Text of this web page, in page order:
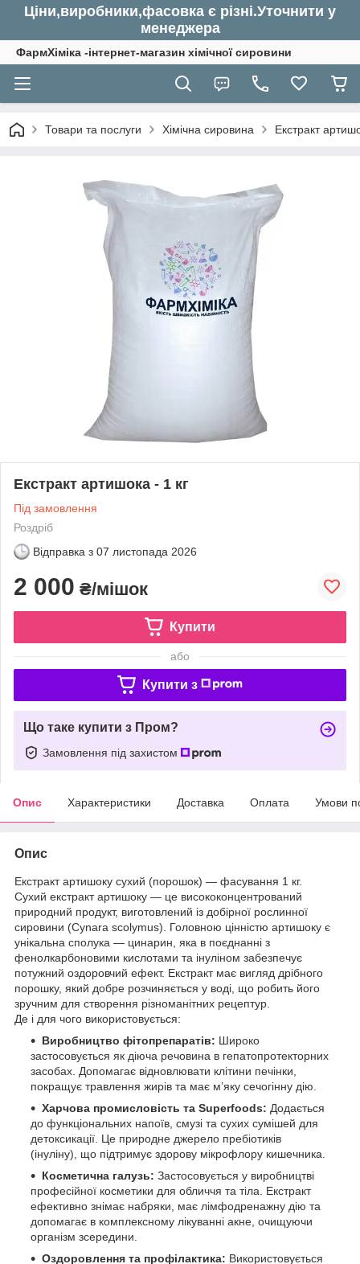
Ціни,виробники,фасовка є різні.Уточнити у
менеджера
ФармХіміка -інтернет-магазин хімічної сировини
Товари та послуги Хімічна сировина Екстракт
Екстракт артишока - 1 кг
Під замовлення
Роздріб
Відправка з 07 листопада 2026
2 000 ₴/мішок
Купити
або
Купити з
Що таке купити з Пром?
Замовлення під захистом
Опис Характеристики Доставка Оплата Умови
Опис
Екстракт артишоку сухий (порошок) — фасування 1 кг.
Сухий екстракт артишоку — це висококонцентрований
природний продукт, виготовлений із добірної рослинної
сировини (Cynara scolymus). Головною цінністю артишоку є
унікальна сполука — цинарин, яка в поєднанні з
фенолкарбоновими кислотами та інуліном забезпечує
потужний оздоровчий ефект. Екстракт має вигляд дрібного
порошку, який добре розчиняється у воді, що робить його
зручним для створення різноманітних рецептур.
Де і для чого використовується:
Виробництво фітопрепаратів: Широко
застосовується як діюча речовина в гепатопротекторних
засобах. Допомагає відновлювати клітини печінки,
покращує травлення жирів та має м’яку сечогінну дію.
Харчова промисловість та Superfoods: Додається
до функціональних напоїв, смузі та сухих сумішей для
детоксикації. Це природне джерело пребіотиків
(інуліну), що підтримує здорову мікрофлору кишечника.
Косметична галузь: Застосовується у виробництві
професійної косметики для обличчя та тіла. Екстракт
ефективно знімає набряки, має лімфодренажну дію та
допомагає в комплексному лікуванні акне, очищуючи
організм зсередини.
Оздоровлення та профілактика: Використовується